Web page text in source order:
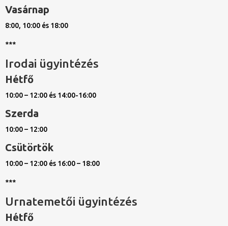
Vasárnap
8:00, 10:00 és 18:00
***
Irodai ügyintézés
Hétfő
10:00 – 12:00 és 14:00-16:00
Szerda
10:00 – 12:00
Csütörtök
10:00 – 12:00 és 16:00 – 18:00
***
Urnatemetői ügyintézés
Hétfő